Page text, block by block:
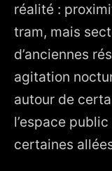
réalité :
tram, mais
d’anciennes
agitation
autour de
l’espace
certaines